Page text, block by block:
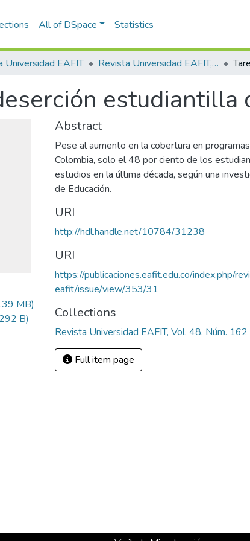
All of DSpace Statistics
Universidad EAFIT Revista Universidad EAFIT, Vol. 48, Núm. 162 (2013)
estudiantilla
MB)
B)
Abstract
Pese al aumento en la cobertura en
Colombia, solo el 48 por ciento de los
estudios en la última década, según una
de Educación.
URI
http://hdl.handle.net/10784/31238
URI
https://publicaciones.eafit.edu.co/index.php/
eafit/issue/view/353/31
Collections
Revista Universidad EAFIT, Vol. 48, Núm.
Full item page